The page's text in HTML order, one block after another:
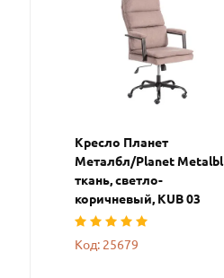
Кресло Планет
Металбл/Planet Metalbl
ткань, светло-
коричневый, KUB 03
Код: 25679